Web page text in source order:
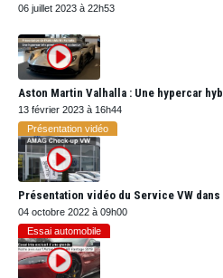
06 juillet 2023 à 22h53
Aston Martin Valhalla : Une hypercar
13 février 2023 à 16h44
Présentation vidéo
Présentation vidéo du Service VW
04 octobre 2022 à 09h00
Essai automobile